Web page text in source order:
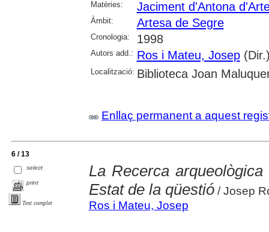
Matèries:
Jaciment d'Antona
Àmbit: Artesa de Segre
Cronologia: 1998
Autors add.: Ros i Mateu, Josep
Localització: Biblioteca Joan
Enllaç permanent a aquest
6 / 13
select
print
Text complet
La Recerca
Estat de la qüestió/ Josep
Ros i Mateu, Josep